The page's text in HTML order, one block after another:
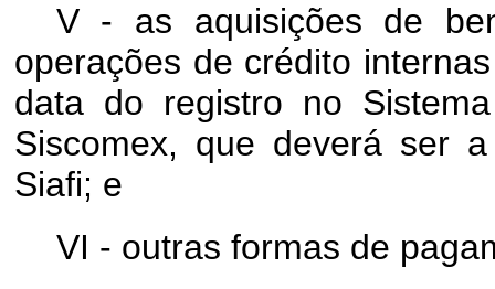
V - as aquisições de
operações de crédito
data do registro no
Siscomex, que deverá ser
Siafi; e
VI - outras formas de